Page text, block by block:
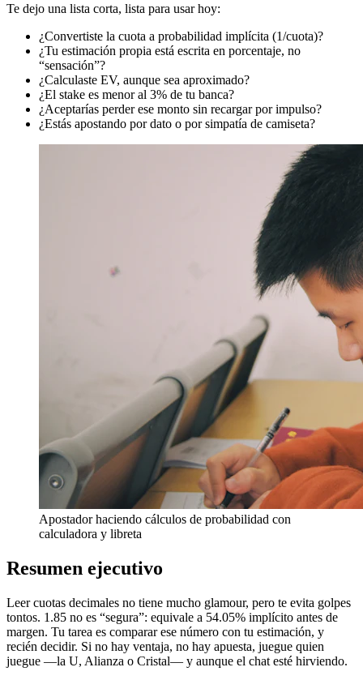
Te dejo una lista corta, lista para usar hoy:
¿Convertiste la cuota a probabilidad implícita (1/cuota)?
¿Tu estimación propia está escrita en porcentaje, no
“sensación”?
¿Calculaste EV, aunque sea aproximado?
¿El stake es menor al 3% de tu banca?
¿Aceptarías perder ese monto sin recargar por impulso?
¿Estás apostando por dato o por simpatía de camiseta?
Apostador haciendo cálculos de probabilidad con
calculadora y libreta
Resumen ejecutivo
Leer cuotas decimales no tiene mucho glamour, pero te evita golpes
tontos. 1.85 no es “segura”: equivale a 54.05% implícito antes de
margen. Tu tarea es comparar ese número con tu estimación, y
recién decidir. Si no hay ventaja, no hay apuesta, juegue quien
juegue —la U, Alianza o Cristal— y aunque el chat esté hirviendo.